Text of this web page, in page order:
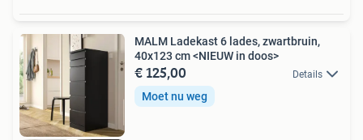
MALM Ladekast 6 lades, zwartbruin,
40x123 cm <NIEUW in doos>
€ 125,00 Details
Moet nu weg